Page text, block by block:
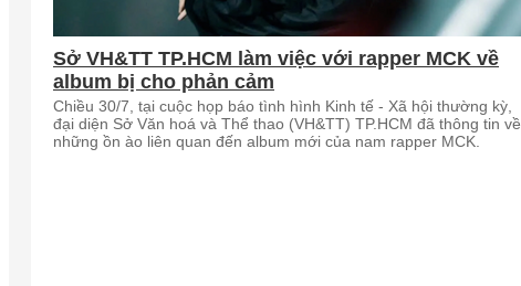
Sở VH&TT TP.HCM làm việc với rapper MCK về
album bị cho phản cảm
Chiều 30/7, tại cuộc họp báo tình hình Kinh tế - Xã hội thường kỳ,
đại diện Sở Văn hoá và Thể thao (VH&TT) TP.HCM đã thông tin về
những ồn ào liên quan đến album mới của nam rapper MCK.